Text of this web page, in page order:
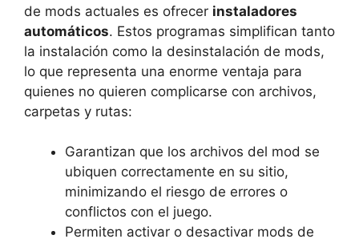
de mods actuales es ofrecer instaladores
automáticos. Estos programas simplifican tanto
la instalación como la desinstalación de mods,
lo que representa una enorme ventaja para
quienes no quieren complicarse con archivos,
carpetas y rutas:
Garantizan que los archivos del mod se
ubiquen correctamente en su sitio,
minimizando el riesgo de errores o
conflictos con el juego.
Permiten activar o desactivar mods de